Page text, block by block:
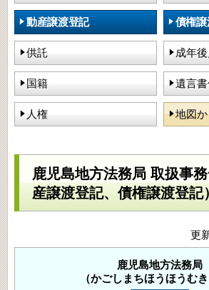
動産譲渡登記 債権
供託 成年
国籍 遺言
人権 地図
鹿児島地方法務局 取扱事
産譲渡登記、債権譲渡登記）
更
鹿児島地方法務局
（かごしまちほうほうむき